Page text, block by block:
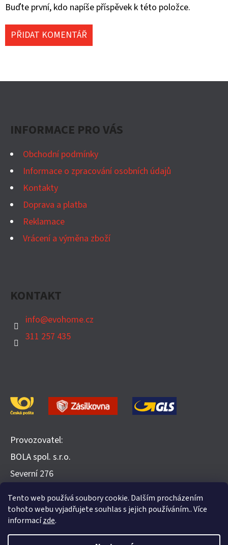
Tento web používá soubory cookie. Dalším procházením
tohoto webu vyjadřujete souhlas s jejich používáním.. Více
informacízde.
Buďte první, kdo napíše příspěvek k této položce.
PŘIDAT KOMENTÁŘ
INFORMACE PRO VÁS
Obchodní podmínky
Informace o zpracování osobních údajů
Kontakty
Doprava a platba
Reklamace
Vrácení a výměna zboží
KONTAKT
info@evohome.cz
311 257 435
Provozovatel:
BOLA spol. s.r.o.
​Severní 276
Recenze na Heureka.cz